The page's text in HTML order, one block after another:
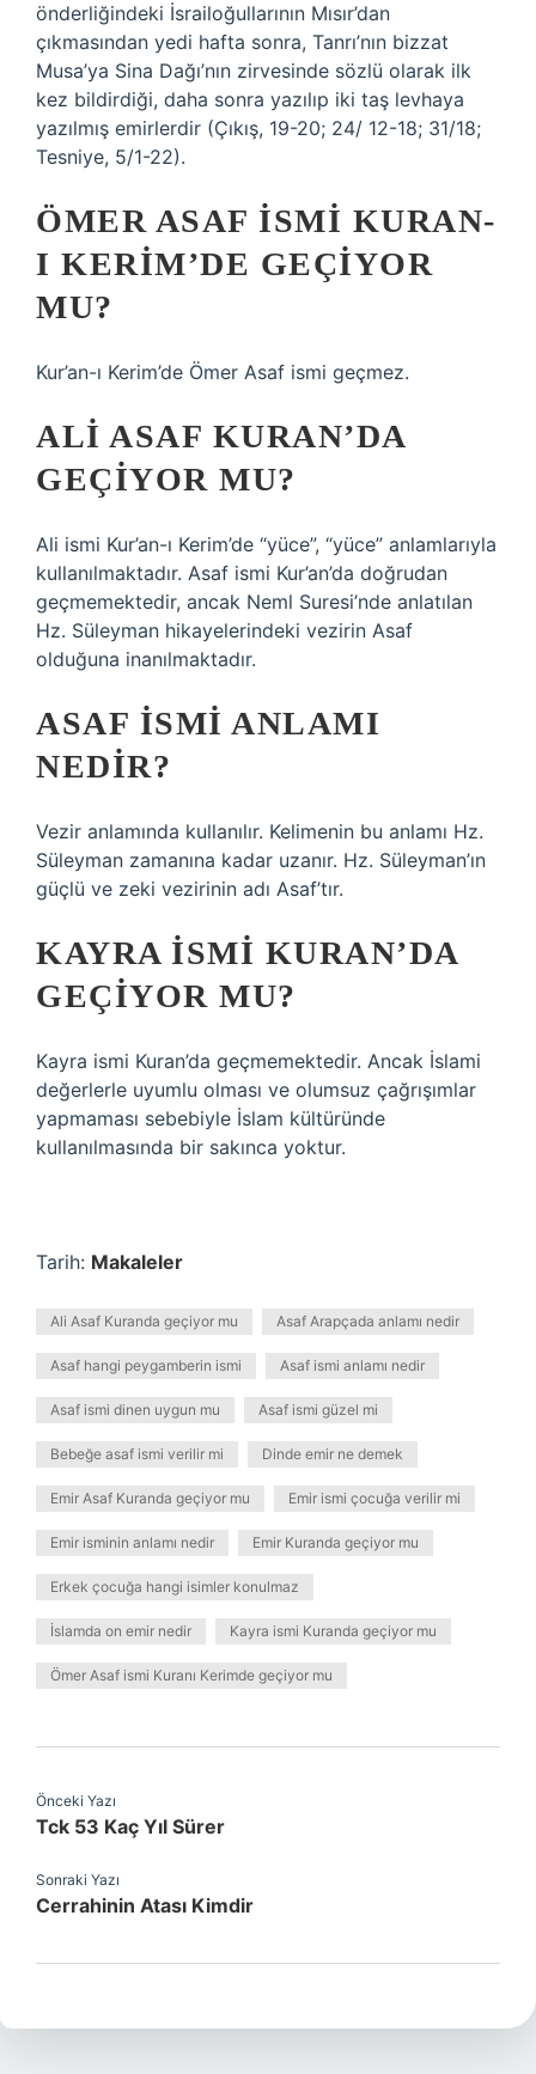
önderliğindeki İsrailoğullarının Mısır’dan
çıkmasından yedi hafta sonra, Tanrı’nın bizzat
Musa’ya Sina Dağı’nın zirvesinde sözlü olarak ilk
kez bildirdiği, daha sonra yazılıp iki taş levhaya
yazılmış emirlerdir (Çıkış, 19-20; 24/ 12-18; 31/18;
Tesniye, 5/1-22).
ÖMER ASAF ISMI KURAN-
I KERIM’DE GEÇIYOR
MU?
Kur’an-ı Kerim’de Ömer Asaf ismi geçmez.
ALI ASAF KURAN’DA
GEÇIYOR MU?
Ali ismi Kur’an-ı Kerim’de “yüce”, “yüce” anlamlarıyla
kullanılmaktadır. Asaf ismi Kur’an’da doğrudan
geçmemektedir, ancak Neml Suresi’nde anlatılan
Hz. Süleyman hikayelerindeki vezirin Asaf
olduğuna inanılmaktadır.
ASAF ISMI ANLAMI
NEDIR?
Vezir anlamında kullanılır. Kelimenin bu anlamı Hz.
Süleyman zamanına kadar uzanır. Hz. Süleyman’ın
güçlü ve zeki vezirinin adı Asaf’tır.
KAYRA ISMI KURAN’DA
GEÇIYOR MU?
Kayra ismi Kuran’da geçmemektedir. Ancak İslami
değerlerle uyumlu olması ve olumsuz çağrışımlar
yapmaması sebebiyle İslam kültüründe
kullanılmasında bir sakınca yoktur.
Tarih: Makaleler
Ali Asaf Kuranda geçiyor mu Asaf Arapçada anlamı nedir
Asaf hangi peygamberin ismi Asaf ismi anlamı nedir
Asaf ismi dinen uygun mu Asaf ismi güzel mi
Bebeğe asaf ismi verilir mi Dinde emir ne demek
Emir Asaf Kuranda geçiyor mu Emir ismi çocuğa verilir mi
Emir isminin anlamı nedir Emir Kuranda geçiyor mu
Erkek çocuğa hangi isimler konulmaz
İslamda on emir nedir Kayra ismi Kuranda geçiyor mu
Ömer Asaf ismi Kuranı Kerimde geçiyor mu
Önceki Yazı
Tck 53 Kaç Yıl Sürer
Sonraki Yazı
Cerrahinin Atası Kimdir